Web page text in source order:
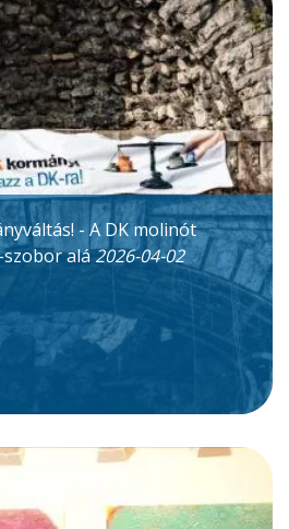
- A DK molinót
szobor alá2026-04-02